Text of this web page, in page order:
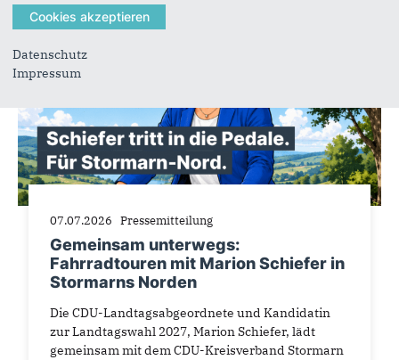
07.07.2026 Pressemitteilung
Gemeinsam unterwegs:
Fahrradtouren mit Marion Schiefer in
Stormarns Norden
Die CDU-Landtagsabgeordnete und Kandidatin
zur Landtagswahl 2027, Marion Schiefer, lädt
gemeinsam mit dem CDU-Kreisverband Stormarn
Datenschutz
Impressum